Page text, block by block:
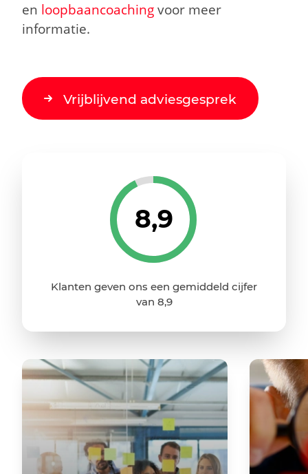
en loopbaancoachingvoor meer
informatie.
Vrijblijvend adviesgesprek
8,9
Klanten geven ons een gemiddeld cijfer
van 8,9